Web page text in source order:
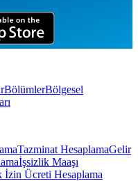
BölümlerBölgesel
Tazminat HesaplamaGelir
İşsizlik Maaşı
İzin Ücreti Hesaplama